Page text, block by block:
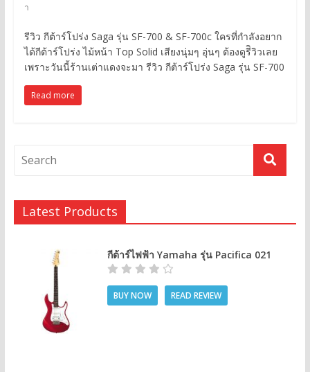
า
รีวิว กีต้าร์โปร่ง Saga รุ่น SF-700 & SF-700c ใครที่กำลังอยาก
ได้กีต้าร์โปร่ง ไม้หน้า Top Solid เสียงนุ่มๆ อุ่นๆ ต้องดูรีิวิวเลย
เพราะวันนี้ร้านเต่าแดงจะมา รีวิว กีต้าร์โปร่ง Saga รุ่น SF-700
Read more
Latest Products
กีต้าร์ไฟฟ้า Yamaha รุ่น Pacifica 021
BUY NOW READ REVIEW